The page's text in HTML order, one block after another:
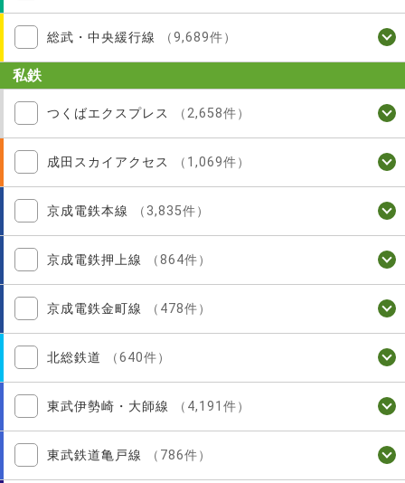
総武・中央緩行線 （9,689件）
私鉄
つくばエクスプレス （2,658件）
成田スカイアクセス （1,069件）
京成電鉄本線 （3,835件）
京成電鉄押上線 （864件）
京成電鉄金町線 （478件）
北総鉄道 （640件）
東武伊勢崎・大師線 （4,191件）
東武鉄道亀戸線 （786件）